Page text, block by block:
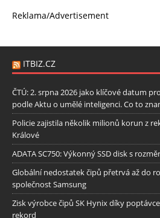
Reklama/Advertisement
ITBIZ.CZ
ČTÚ: 2. srpna 2026 jako klíčové datum
podle Aktu o umělé inteligenci. Co to
Policie zajistila několik milionů korun z
Králové
ADATA SC750: Výkonný SSD disk s
Globální nedostatek čipů přetrvá až do
společnost Samsung
Zisk výrobce čipů SK Hynix díky
rekord